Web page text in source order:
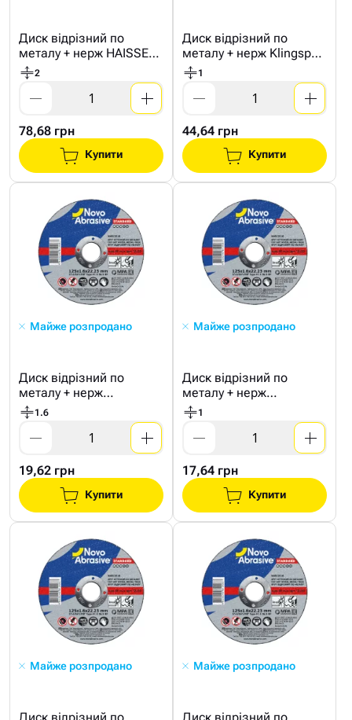
Диск відрізний по
металу + нерж HAISSER
230*2мм
2
78,68 грн
Купити
Диск відрізний по
металу + нерж Klingspor
125*1мм
1
44,64 грн
Купити
Майже розпродано
Диск відрізний по
металу + нерж
NovoAbrasive STANDARD
125*1,6мм
1.6
19,62 грн
Купити
Майже розпродано
Диск відрізний по
металу + нерж
NovoAbrasive STANDARD
125*1мм
1
17,64 грн
Купити
Майже розпродано Майже розпродано